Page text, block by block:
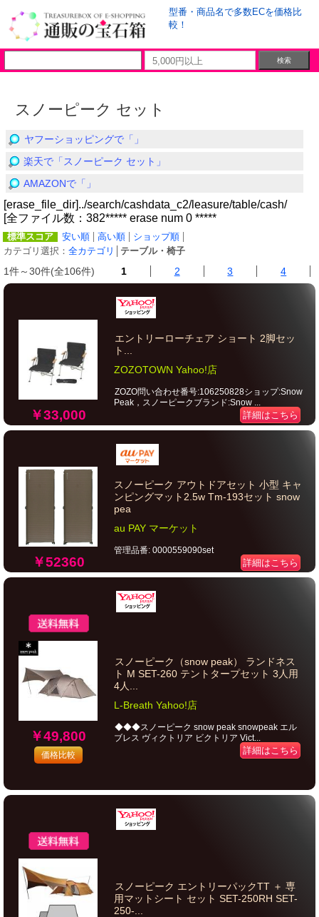
型番・商品名で多数ECを価格比
較！
スノーピーク セット
ヤフーショッピングで「」
楽天で「スノーピーク セット」
AMAZONで「」
[erase_file_dir]../search/cashdata_c2/leasure/table/cash/
[全ファイル数：382***** erase num 0 *****
標準スコア 安い順 高い順
ショップ順
カテゴリ選択： 全カテゴリ テーブル・椅子
1件～30件(全106件) 1 2 3 4
￥33,000
エントリーローチェア ショート 2脚セッ
ト...
ZOZOTOWN Yahoo!店
ZOZO問い合わせ番号:106250828ショップ:Snow
Peak，スノーピークブランド:Snow ...
詳細はこちら
￥52360
スノーピーク アウトドアセット 小型 キャ
ンピングマット2.5w Tm-193セット snow
pea
au PAY マーケット
管理品番: 0000559090set
詳細はこちら
￥49,800
価格比較
スノーピーク（snow peak） ランドネス
ト M SET-260 テントタープセット 3人用
4人...
L-Breath Yahoo!店
◆◆◆スノーピーク snow peak snowpeak エル
ブレス ヴィクトリア ビクトリア Vict...
詳細はこちら
スノーピーク エントリーパックTT ＋ 専
用マットシート セット SET-250RH SET-
250-...